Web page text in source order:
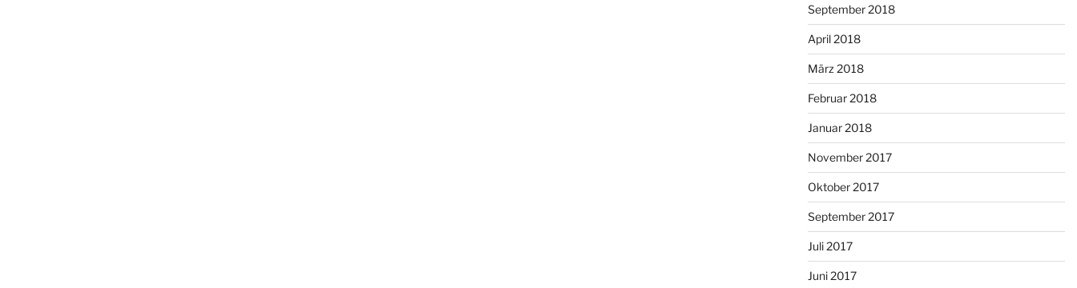
September 2018
April 2018
März 2018
Februar 2018
Januar 2018
November 2017
Oktober 2017
September 2017
Juli 2017
Juni 2017